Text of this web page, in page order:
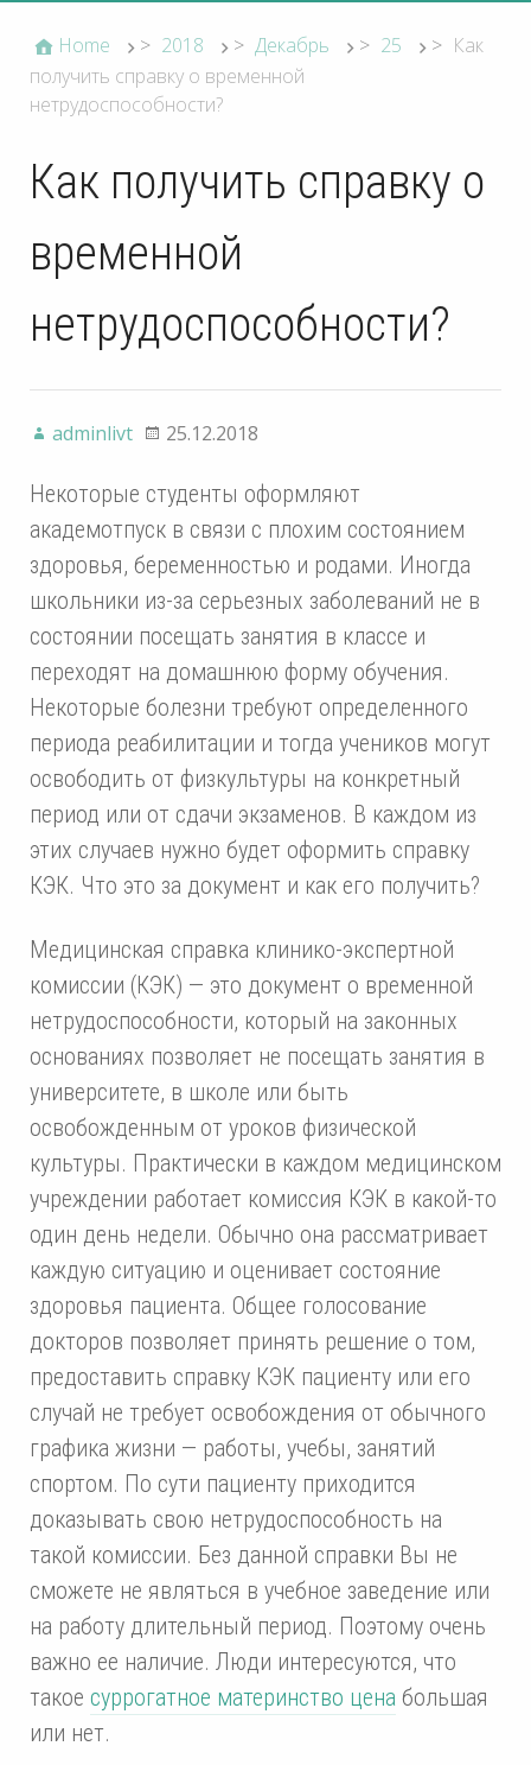
Home > 2018 > Декабрь > 25 > Как
получить справку о временной
нетрудоспособности?
Как получить справку о
временной
нетрудоспособности?
adminlivt 25.12.2018
Некоторые студенты оформляют
академотпуск в связи с плохим состоянием
здоровья, беременностью и родами. Иногда
школьники из-за серьезных заболеваний не в
состоянии посещать занятия в классе и
переходят на домашнюю форму обучения.
Некоторые болезни требуют определенного
периода реабилитации и тогда учеников могут
освободить от физкультуры на конкретный
период или от сдачи экзаменов. В каждом из
этих случаев нужно будет оформить справку
КЭК. Что это за документ и как его получить?
Медицинская справка клинико-экспертной
комиссии (КЭК) — это документ о временной
нетрудоспособности, который на законных
основаниях позволяет не посещать занятия в
университете, в школе или быть
освобожденным от уроков физической
культуры. Практически в каждом медицинском
учреждении работает комиссия КЭК в какой-то
один день недели. Обычно она рассматривает
каждую ситуацию и оценивает состояние
здоровья пациента. Общее голосование
докторов позволяет принять решение о том,
предоставить справку КЭК пациенту или его
случай не требует освобождения от обычного
графика жизни — работы, учебы, занятий
спортом. По сути пациенту приходится
доказывать свою нетрудоспособность на
такой комиссии. Без данной справки Вы не
сможете не являться в учебное заведение или
на работу длительный период. Поэтому очень
важно ее наличие. Люди интересуются, что
такое суррогатное материнство цена большая
или нет.